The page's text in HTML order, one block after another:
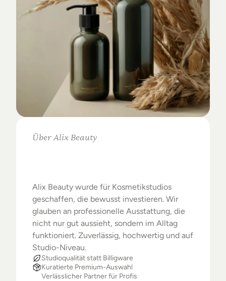
Über Alix Beauty
Alix Beauty wurde für Kosmetikstudios
geschaffen, die bewusst investieren. Wir
glauben an professionelle Ausstattung, die
nicht nur gut aussieht, sondern im Alltag
funktioniert. Zuverlässig, hochwertig und auf
Studio-Niveau.
Studioqualität statt Billigware
Kuratierte Premium-Auswahl
Verlässlicher Partner für Profis